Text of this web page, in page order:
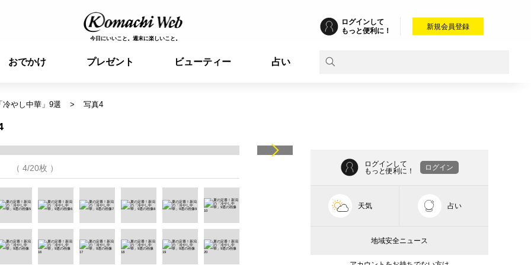
今日にいいこと。週末に楽しいこと。
ログインして
もっと便利に！
新規会員登録
おでかけ プレゼント ビューティー 占い
やし中華」9選 写真4
（ 4/20枚 ）
ログインして
もっと便利に！
ログイン
天気 占い
地域安全ニュース